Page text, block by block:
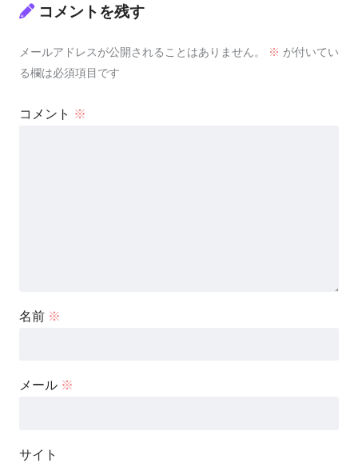
コメントを残す
メールアドレスが公開されることはありません。 ※ が付いてい
る欄は必須項目です
コメント ※
名前 ※
メール ※
サイト